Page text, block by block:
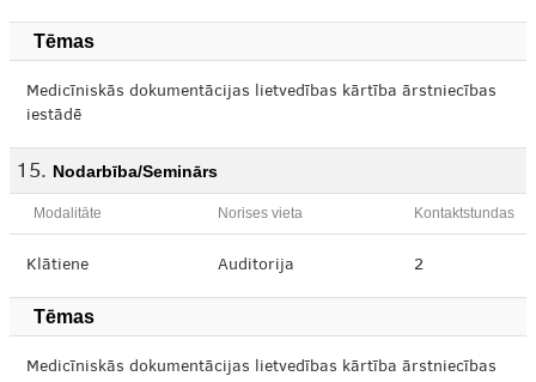
Tēmas
Medicīniskās dokumentācijas lietvedības kārtība ārstniecības
iestādē
Nodarbība/Seminārs
Modalitāte Norises vieta Kontaktstundas
Klātiene Auditorija 2
Tēmas
Medicīniskās dokumentācijas lietvedības kārtība ārstniecības